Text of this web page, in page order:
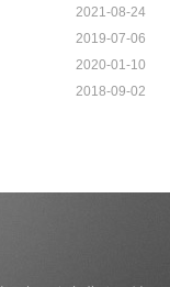
2021-08-24
2019-07-06
2020-01-10
2018-09-02